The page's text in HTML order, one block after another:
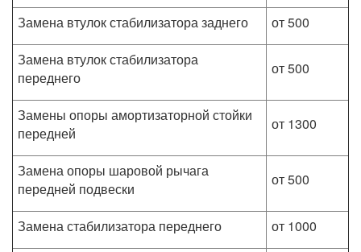
Замена втулок стабилизатора заднего
от 500
Замена втулок стабилизатора
переднего
от 500
Замены опоры амортизаторной стойки
передней
от 1300
Замена опоры шаровой рычага
передней подвески
от 500
Замена стабилизатора переднего
от 1000